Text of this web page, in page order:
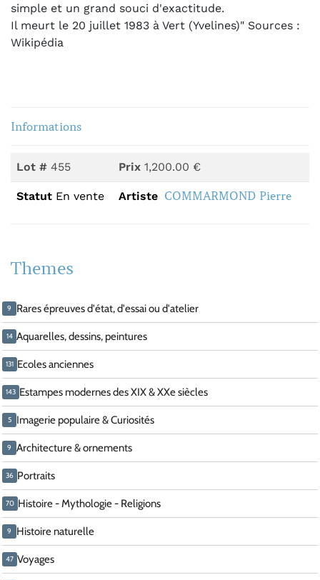
simple et un grand souci d'exactitude.
Il meurt le 20 juillet 1983 à Vert (Yvelines)" Sources :
Wikipédia
Informations
Lot # 455 Prix 1,200.00 €
Statut En vente Artiste COMMARMOND Pierre
Themes
9 Rares épreuves d'état, d'essai ou d'atelier
14 Aquarelles, dessins, peintures
131 Ecoles anciennes
143 Estampes modernes des XIX & XXe siècles
5 Imagerie populaire & Curiosités
9 Architecture & ornements
36 Portraits
70 Histoire - Mythologie - Religions
9 Histoire naturelle
47 Voyages